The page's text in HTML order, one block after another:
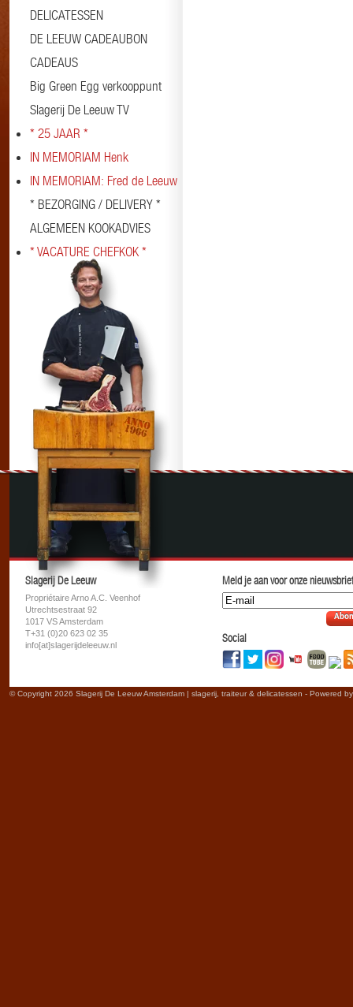
DELICATESSEN
DE LEEUW CADEAUBON
CADEAUS
Big Green Egg verkooppunt
Slagerij De Leeuw TV
* 25 JAAR *
IN MEMORIAM Henk
IN MEMORIAM: Fred de Leeuw
* BEZORGING / DELIVERY *
ALGEMEEN KOOKADVIES
* VACATURE CHEFKOK *
Slagerij De Leeuw
Propriétaire Arno A.C. Veenhof
Utrechtsestraat 92
1017 VS Amsterdam
T+31 (0)20 623 02 35
info[at]slagerijdeleeuw.nl
Meld je aan voor onze
Social
© Copyright 2026 Slagerij De Leeuw Amsterdam | slagerij, traiteur & delicatessen - Powered